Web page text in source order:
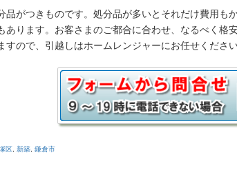
品がつきものです。処分品が多いとそれだけ費用も
あります。お客さまのご都合に合わせ、なるべく格
すので、引越しはホームレンジャーにお任せください
区, 新築, 鎌倉市